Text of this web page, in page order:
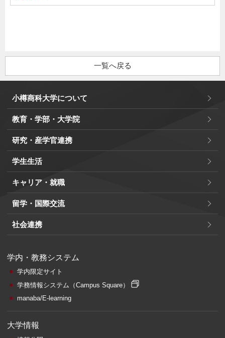
一覧へ戻る
小樽商科大学について
教育・学部・大学院
研究・産学官連携
学生生活
キャリア・就職
留学・国際交流
社会連携
学内・教務システム
学内限定サイト
学務情報システム （Campus Square）
manaba/E-learning
大学情報